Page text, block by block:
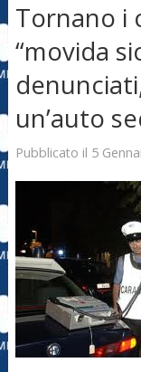
Tornano i
“movida
un’auto
Pubblicato il 5